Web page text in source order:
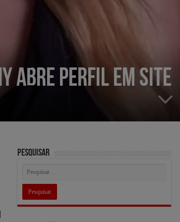
abre perfil em site
Pesquisar